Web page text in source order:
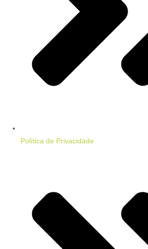
Política de Privacidade